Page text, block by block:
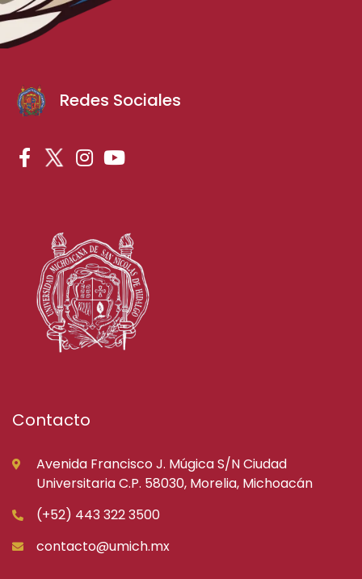
Redes Sociales
Contacto
Avenida Francisco J. Múgica S/N Ciudad
Universitaria C.P. 58030, Morelia, Michoacán
(+52) 443 322 3500
contacto@umich.mx